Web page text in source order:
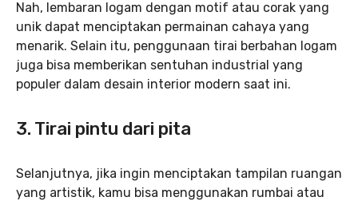
Nah, lembaran logam dengan motif atau corak yang
unik dapat menciptakan permainan cahaya yang
menarik. Selain itu, penggunaan tirai berbahan logam
juga bisa memberikan sentuhan industrial yang
populer dalam desain interior modern saat ini.
3. Tirai pintu dari pita
Selanjutnya, jika ingin menciptakan tampilan ruangan
yang artistik, kamu bisa menggunakan rumbai atau